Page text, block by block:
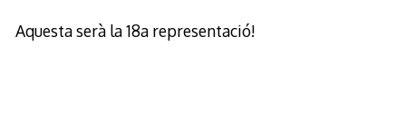
Aquesta serà la 18a representació!